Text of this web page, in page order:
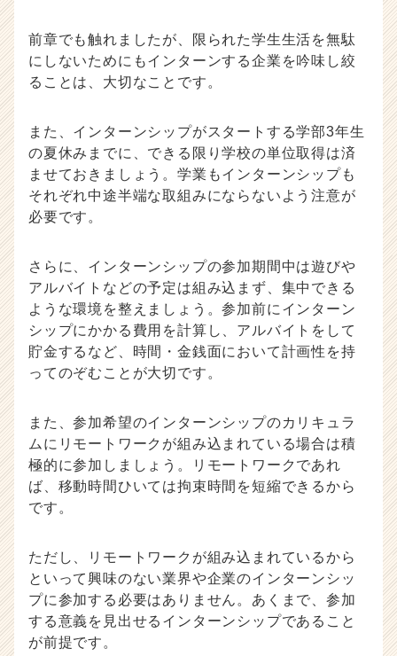
前章でも触れましたが、限られた学生生活を無駄
にしないためにもインターンする企業を吟味し絞
ることは、大切なことです。
また、インターンシップがスタートする学部3年生
の夏休みまでに、できる限り学校の単位取得は済
ませておきましょう。学業もインターンシップも
それぞれ中途半端な取組みにならないよう注意が
必要です。
さらに、インターンシップの参加期間中は遊びや
アルバイトなどの予定は組み込まず、集中できる
ような環境を整えましょう。参加前にインターン
シップにかかる費用を計算し、アルバイトをして
貯金するなど、時間・金銭面において計画性を持
ってのぞむことが大切です。
また、参加希望のインターンシップのカリキュラ
ムにリモートワークが組み込まれている場合は積
極的に参加しましょう。リモートワークであれ
ば、移動時間ひいては拘束時間を短縮できるから
です。
ただし、リモートワークが組み込まれているから
といって興味のない業界や企業のインターンシッ
プに参加する必要はありません。あくまで、参加
する意義を見出せるインターンシップであること
が前提です。